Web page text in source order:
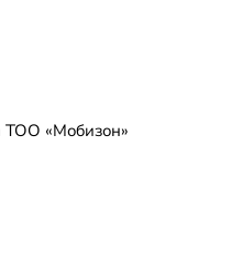
ТОО «Мобизон»